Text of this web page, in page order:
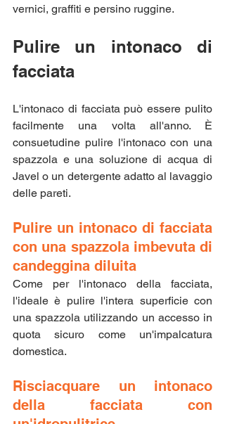
vernici, graffiti e persino ruggine.
Pulire un intonaco di
facciata
L'intonaco di facciata può essere pulito
facilmente una volta all'anno. È
consuetudine pulire l'intonaco con una
spazzola e una soluzione di acqua di
Javel o un detergente adatto al lavaggio
delle pareti.
Pulire un intonaco di facciata
con una spazzola imbevuta di
candeggina diluita
Come per l'intonaco della facciata,
l'ideale è pulire l'intera superficie con
una spazzola utilizzando un accesso in
quota sicuro come un'impalcatura
domestica.
Risciacquare un intonaco
della facciata con